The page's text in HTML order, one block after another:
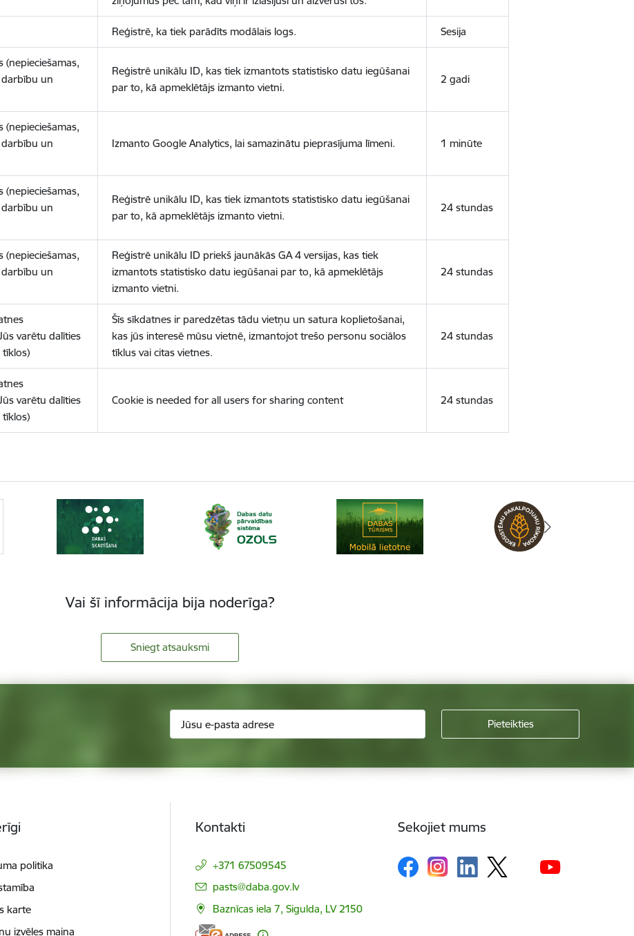
Reģistrē, ka tiek parādīts modālais logs. Sesija
(nepieciešamas,
un
Reģistrē unikālu ID, kas tiek izmantots statistisko datu iegūšanai
par to, kā apmeklētājs izmanto vietni.
2 gadi
(nepieciešamas,
un
Izmanto Google Analytics, lai samazinātu pieprasījuma līmeni. 1 minūte
(nepieciešamas,
un
Reģistrē unikālu ID, kas tiek izmantots statistisko datu iegūšanai
par to, kā apmeklētājs izmanto vietni.
24 stundas
(nepieciešamas,
un
Reģistrē unikālu ID priekš jaunākās GA 4 versijas, kas tiek
izmantots statistisko datu iegūšanai par to, kā apmeklētājs
izmanto vietni.
24 stundas
varētu dalīties
Šīs sīkdatnes ir paredzētas tādu vietņu un satura koplietošanai,
kas jūs interesē mūsu vietnē, izmantojot trešo personu sociālos
tīklus vai citas vietnes.
24 stundas
varētu dalīties
Cookie is needed for all users for sharing content 24 stundas
Vai šī informācija bija noderīga?
Sniegt atsauksmi
politika
karte
izvēles maiņa
Kontakti
+371 67509545
E-pasts:
pasts@daba.gov.lv
Baznīcas iela 7, Sigulda, LV 2150
Sekojiet mums